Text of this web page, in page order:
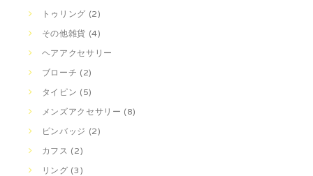
トゥリング (2)
その他雑貨 (4)
ヘアアクセサリー
ブローチ (2)
タイピン (5)
メンズアクセサリー (8)
ピンバッジ (2)
カフス (2)
リング (3)